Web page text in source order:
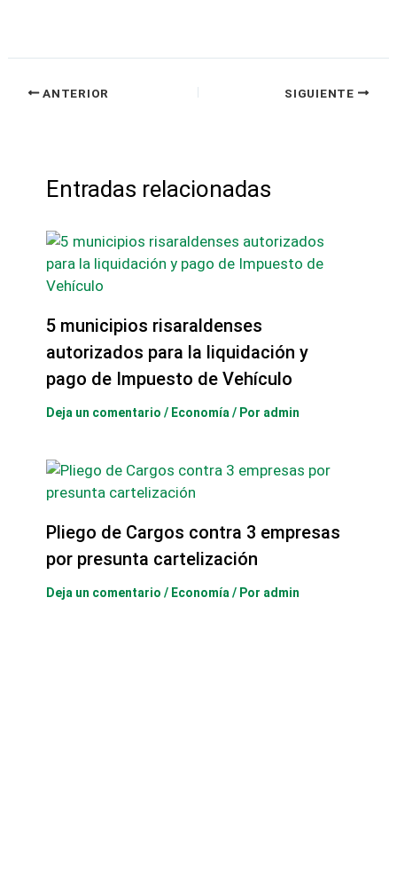
ANTERIOR SIGUIENTE
Entradas relacionadas
5 municipios risaraldenses
autorizados para la liquidación y
pago de Impuesto de Vehículo
Deja un comentario / Economía / Por admin
Pliego de Cargos contra 3 empresas
por presunta cartelización
Deja un comentario / Economía / Por admin